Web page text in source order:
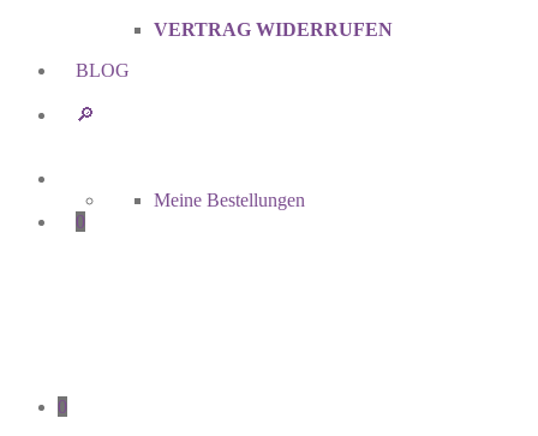
VERTRAG WIDERRUFEN
BLOG
🔎︎
Meine Bestellungen
0
0